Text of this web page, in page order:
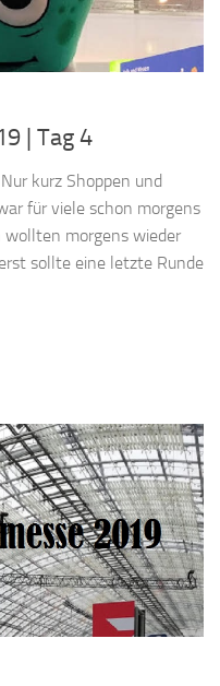
| Tag 4
kurz Shoppen und
für viele schon morgens
wollten morgens wieder
sollte eine letzte Runde